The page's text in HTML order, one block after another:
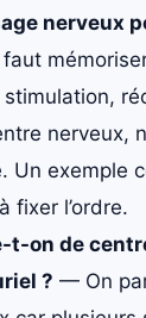
nerveux
nerveux,
Un exemple
fixer l’ordre.
t-on de
? — On